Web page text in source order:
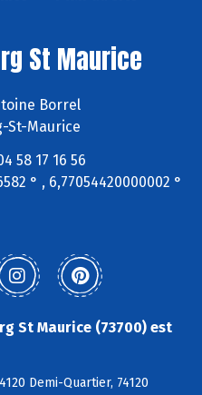
St Maurice
Borrel
St-Maurice
58 17 16 56
° , 6,77054420000002 °
St Maurice (73700) est
Demi-Quartier, 74120